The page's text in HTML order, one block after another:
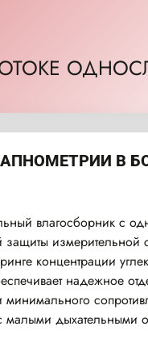
В
влагосборник с
измерительной
концентрации
надежное
малыми дыхательными